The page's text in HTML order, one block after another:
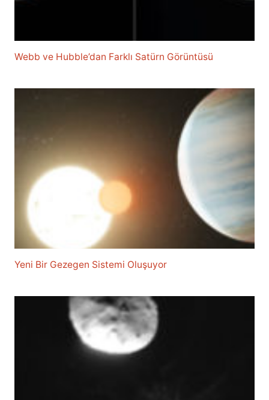
Webb ve Hubble’dan Farklı Satürn Görüntüsü
Yeni Bir Gezegen Sistemi Oluşuyor